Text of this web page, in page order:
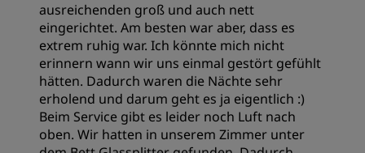
ausreichenden groß und auch nett
eingerichtet. Am besten war aber, dass es
extrem ruhig war. Ich könnte mich nicht
erinnern wann wir uns einmal gestört gefühlt
hätten. Dadurch waren die Nächte sehr
erholend und darum geht es ja eigentlich :)
Beim Service gibt es leider noch Luft nach
oben. Wir hatten in unserem Zimmer unter